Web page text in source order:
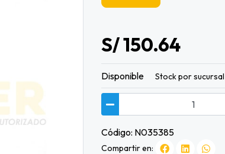
S/ 150.64
Disponible Stock por sucursal
Código: N035385
Compartir en: